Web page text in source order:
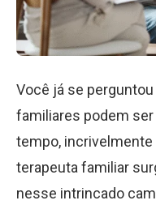
Você já se
familiares podem
tempo,
terapeuta familiar
nesse intrincado